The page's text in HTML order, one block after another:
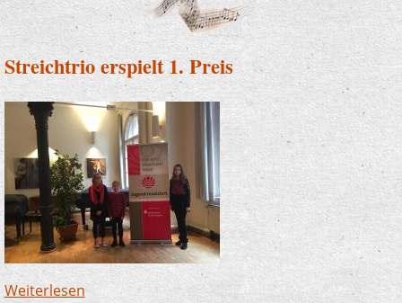
Kindergarten und Altenzentrum
Streichtrio erspielt 1. Preis
Weiterlesenüber Streichtrio erspielt 1. Preis